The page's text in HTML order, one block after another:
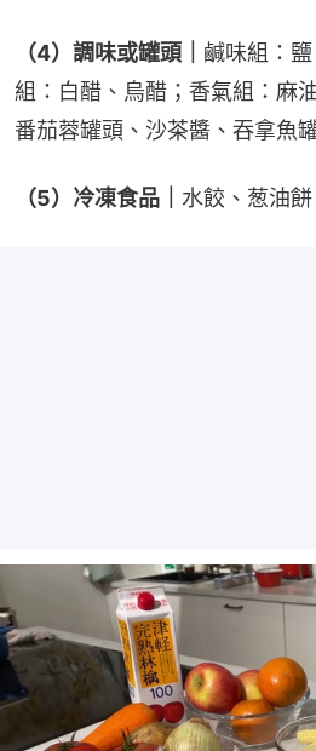
（4）調味或罐頭｜ 鹹味組：
組：白醋、烏醋；香氣組：麻
番茄蓉罐頭、沙茶醬、吞拿魚
（5）冷凍食品｜ 水餃、葱油餅